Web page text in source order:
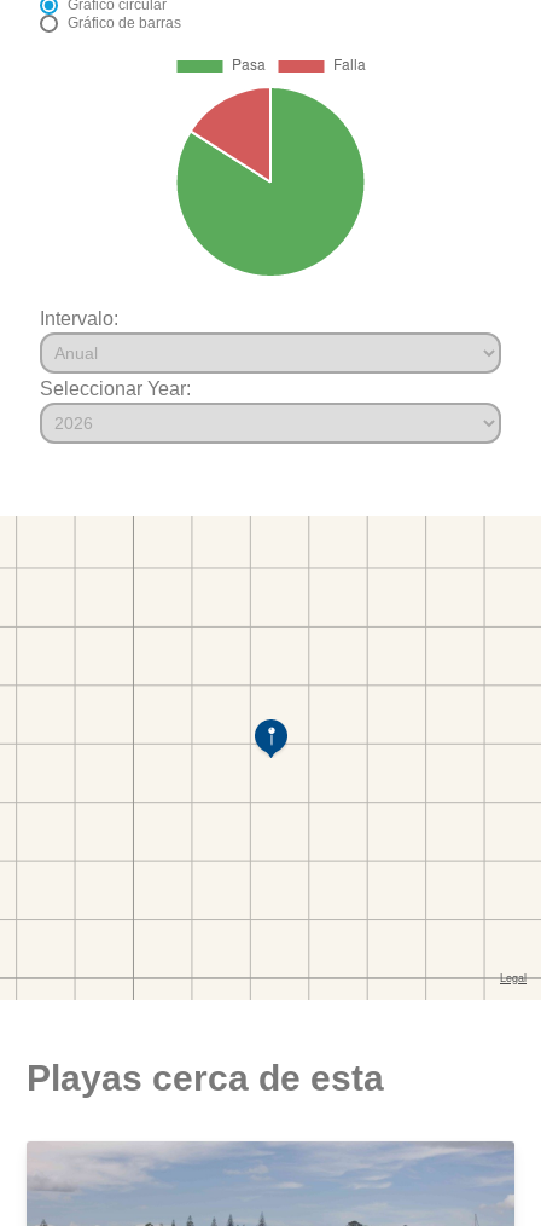
Gráfico circular
Gráfico de barras
Intervalo:
Seleccionar Year:
Playas cerca de esta